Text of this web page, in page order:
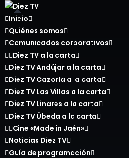
Inicio
Quiénes somos
Comunicados corporativos
Diez TV a la carta
Diez TV Andújar a la carta
Diez TV Cazorla a la carta
Diez TV Las Villas a la carta
Diez TV Linares a la carta
Diez TV Úbeda a la carta
Cine «Made in Jaén»
Noticias Diez TV
Guía de programación